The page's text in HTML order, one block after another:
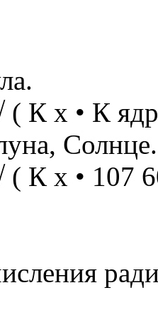
( К х • К
Солнце.
( К х • 107